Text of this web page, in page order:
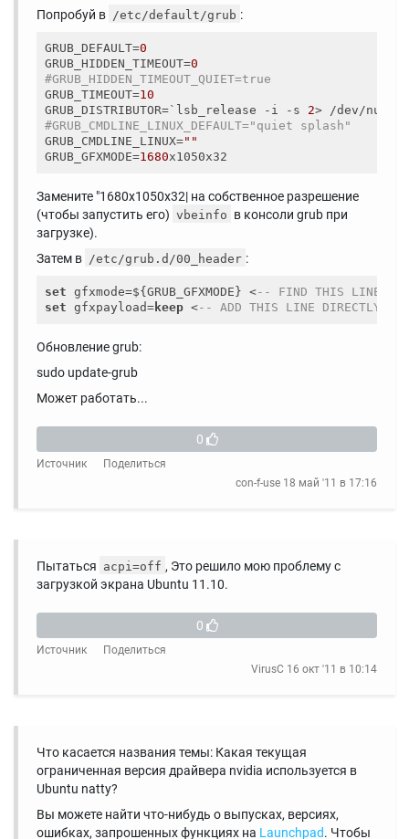
Попробуй в /etc/default/grub :
GRUB_DEFAULT=0
GRUB_HIDDEN_TIMEOUT=0
#GRUB_HIDDEN_TIMEOUT_QUIET=true
GRUB_TIMEOUT=10
GRUB_DISTRIBUTOR=`lsb_release -i -s 2
#GRUB_CMDLINE_LINUX_DEFAULT="quiet splash"
GRUB_CMDLINE_LINUX=""
GRUB_GFXMODE=1680
Замените "1680x1050x32| на собственное разрешение
(чтобы запустить его) vbeinfo в консоли grub при
загрузке).
Затем в /etc/grub.d/00_header :
set gfxmode=${GRUB_GFXMODE} <-- FIND THIS LINE
set gfxpayload= keep <-- ADD THIS LINE DIRECTLY
Обновление grub:
sudo update-grub
Может работать...
0
Источник
Поделиться
con-f-use 18 май '11 в 17:16
Пытаться acpi=off , Это решило мою проблему с
загрузкой экрана Ubuntu 11.10.
0
Источник
Поделиться
VirusC 16 окт '11 в 10:14
Что касается названия темы: Какая текущая
ограниченная версия драйвера nvidia используется в
Ubuntu natty?
Вы можете найти что-нибудь о выпусках, версиях,
ошибках, запрошенных функциях на Launchpad. Чтобы